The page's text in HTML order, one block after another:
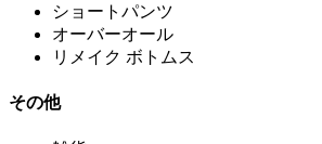
ショートパンツ
オーバーオール
リメイク ボトムス
その他